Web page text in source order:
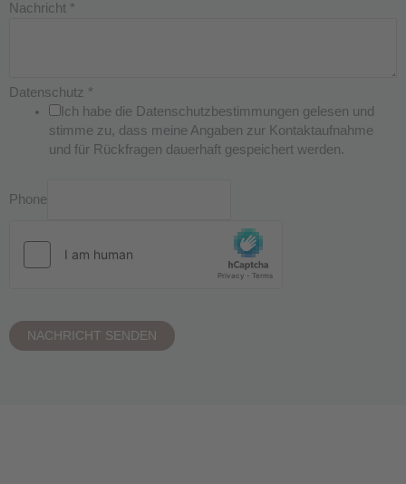
Nachricht *
Datenschutz *
Ich habe die Datenschutzbestimmungen gelesen und
stimme zu, dass meine Angaben zur Kontaktaufnahme
und für Rückfragen dauerhaft gespeichert werden.
Phone
NACHRICHT SENDEN